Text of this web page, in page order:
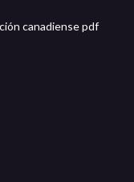
canadiense pdf